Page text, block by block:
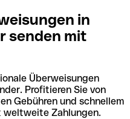
in
senden mit
Überweisungen
Profitieren Sie von
Gebühren und schnellem
weltweite Zahlungen.